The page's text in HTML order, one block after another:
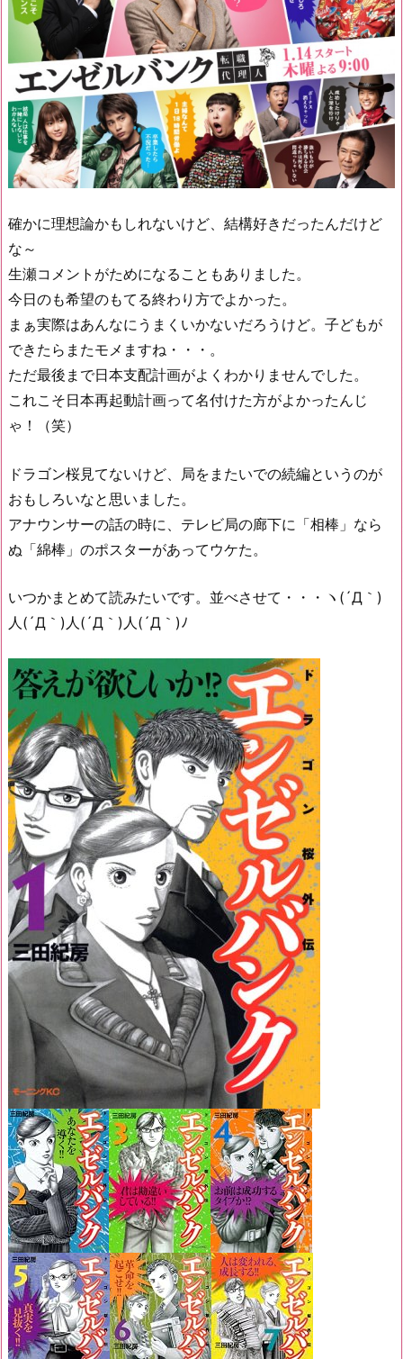
確かに理想論かもしれないけど、結構好きだったんだけど
な～
生瀬コメントがためになることもありました。
今日のも希望のもてる終わり方でよかった。
まぁ実際はあんなにうまくいかないだろうけど。子どもが
できたらまたモメますね・・・。
ただ最後まで日本支配計画がよくわかりませんでした。
これこそ日本再起動計画って名付けた方がよかったんじ
ゃ！（笑）
ドラゴン桜見てないけど、局をまたいでの続編というのが
おもしろいなと思いました。
アナウンサーの話の時に、テレビ局の廊下に「相棒」なら
ぬ「綿棒」のポスターがあってウケた。
いつかまとめて読みたいです。並べさせて・・・ヽ(´Д｀)
人(´Д｀)人(´Д｀)人(´Д｀)ﾉ